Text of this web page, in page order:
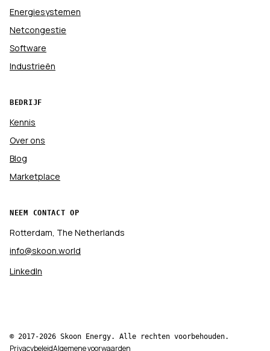
Energiesystemen
Netcongestie
Software
Industrieën
BEDRIJF
Kennis
Over ons
Blog
Marketplace
NEEM CONTACT OP
Rotterdam, The Netherlands
info@skoon.world
LinkedIn
© 2017-2026 Skoon Energy. Alle rechten voorbehouden.
PrivacybeleidAlgemene voorwaarden